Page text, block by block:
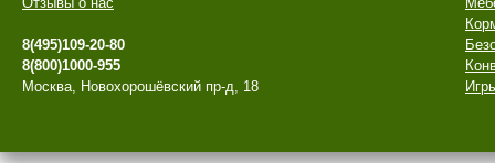
8(495)109-20-80
8(800)1000-955
Москва, Новохорошёвский пр-д, 18